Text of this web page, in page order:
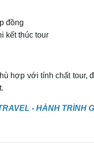
đồng
kết thúc tour
hợp với tính chất tour,
- HÀNH TRÌNH